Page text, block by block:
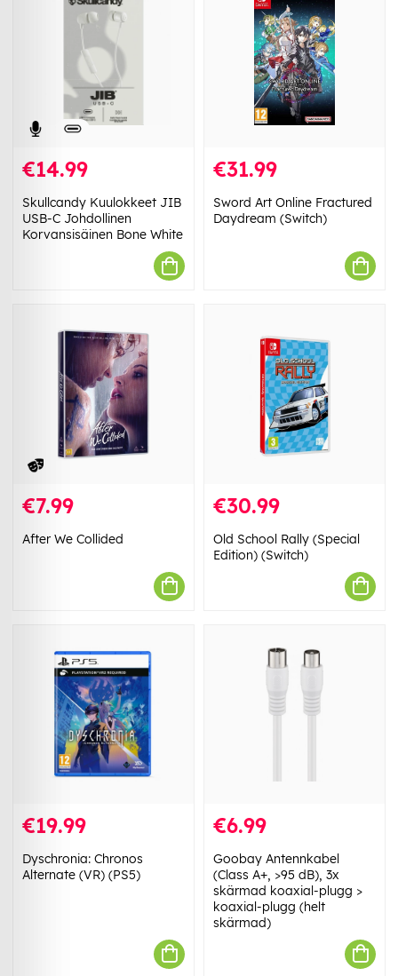
€14.99
Skullcandy Kuulokkeet JIB
USB-C Johdollinen
Korvansisäinen Bone White
€31.99
Sword Art Online Fractured
Daydream (Switch)
€7.99
After We Collided
€30.99
Old School Rally (Special
Edition) (Switch)
€19.99
Dyschronia: Chronos
Alternate (VR) (PS5)
€6.99
Goobay Antennkabel
(Class A+, >95 dB), 3x
skärmad koaxial-plugg >
koaxial-plugg (helt
skärmad)